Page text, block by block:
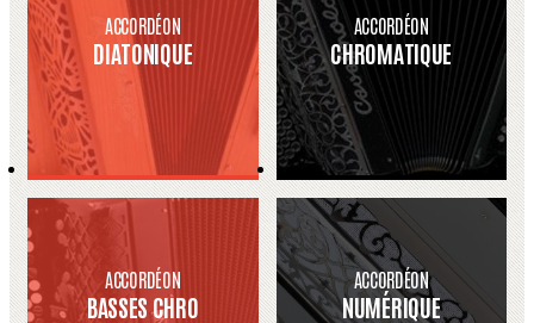
ACCORDÉON
DIATONIQUE
ACCORDÉON
CHROMATIQUE
ACCORDÉON
BASSES CHRO
ACCORDÉON
NUMÉRIQUE